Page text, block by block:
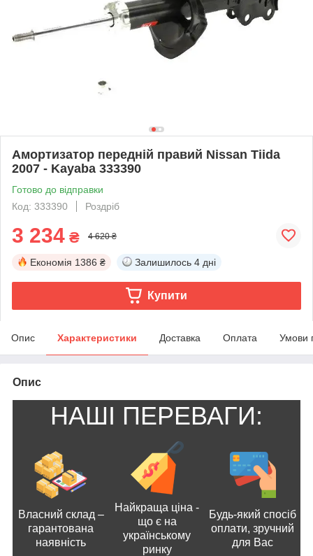
Амортизатор передній правий Nissan Tiida
2007 - Kayaba 333390
Готово до відправки
Код: 333390
Роздріб
3 234 ₴ 4 620 ₴
Економія 1386 ₴ Залишилось 4 дні
Купити
Опис Характеристики Доставка Оплата Умови
Опис
НАШІ ПЕРЕВАГИ:
Власний склад –
гарантована
наявність
Найкраща ціна -
що є на
українському
ринку
Будь-який спосіб
оплати, зручний
для Вас